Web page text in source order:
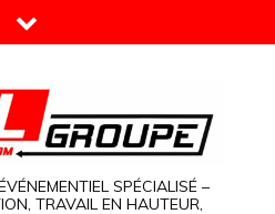
SPÉCIALISÉ –
TRAVAIL EN HAUTEUR,